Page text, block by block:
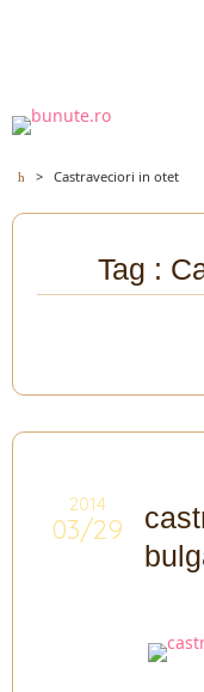
> Castraveciori in otet
Tag :
2014
03/29